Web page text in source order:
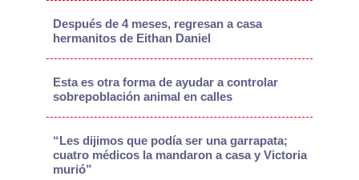
Después de 4 meses, regresan a casa
hermanitos de Eithan Daniel
Esta es otra forma de ayudar a controlar
sobrepoblación animal en calles
“Les dijimos que podía ser una garrapata;
cuatro médicos la mandaron a casa y Victoria
murió”